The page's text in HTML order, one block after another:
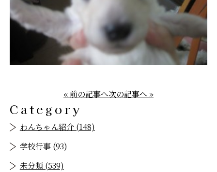
« 前の記事へ次の記事へ »
Category
わんちゃん紹介 (148)
学校行事 (93)
未分類 (539)